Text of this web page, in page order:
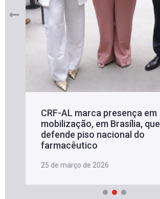
CRF-AL marca presença em
mobilização, em Brasília, que
defende piso nacional do
farmacêutico
25 de março de 2026